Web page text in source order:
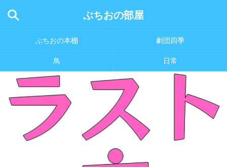
ぶちおの部屋
ぶちおの本棚 劇団四季
鳥 日常